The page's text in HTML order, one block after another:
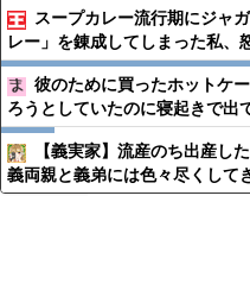
スープカレー流行期にジャ
レー」を錬成してしまった私、
彼のために買ったホットケ
ろうとしていたのに寝起きで出
【義実家】流産のち出産し
義両親と義弟には色々尽くして